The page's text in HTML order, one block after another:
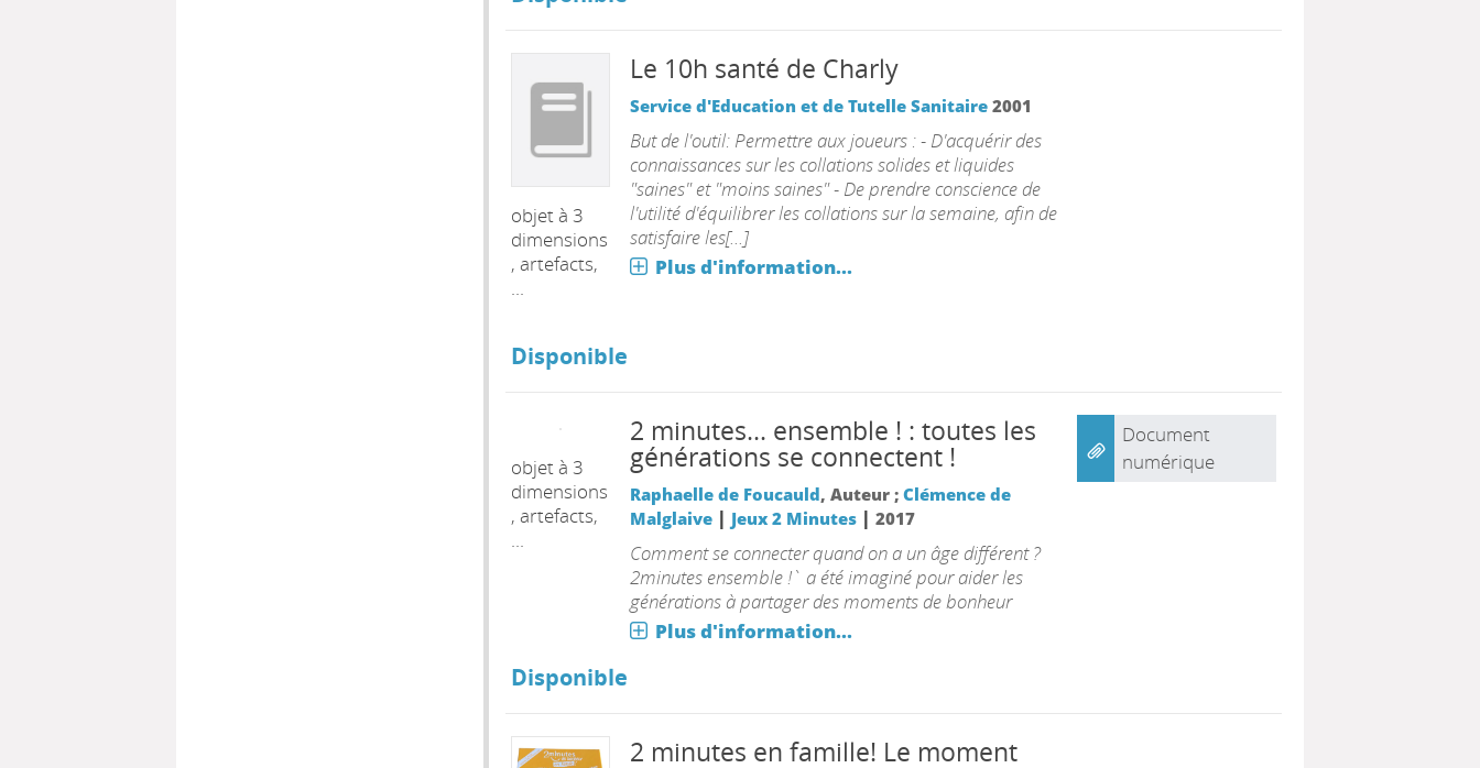
objet à 3
dimensions
, artefacts,
...
Le 10h santé de Charly
Service d'Education et de Tutelle Sanitaire 2001
But de l'outil: Permettre aux joueurs : - D'acquérir des
connaissances sur les collations solides et liquides
"saines" et "moins saines" - De prendre conscience de
l'utilité d'équilibrer les collations sur la semaine, afin de
satisfaire les[...]
Plus d'information...
Disponible
objet à 3
2 minutes... ensemble ! : toutes les
générations se connectent !
Raphaelle de Foucauld, Auteur ; Clémence de
Malglaive | Jeux 2 Minutes| 2017
Comment se connecter quand on a un âge différent ?
2minutes ensemble !` a été imaginé pour aider les
générations à partager des moments de bonheur
Plus d'information...
Document
numérique
Disponible
2 minutes en famille! Le moment